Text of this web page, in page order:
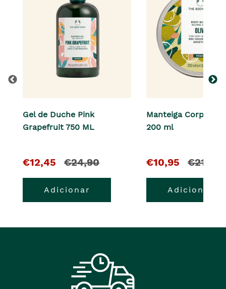
Gel de Duche Pink
Grapefruit 750 ML
O
pre�o
atual
€12,45
e
o
pre�o
era
€24,90
Adicionar
Manteiga Corporal
200 ml
O
pre�o
atual
€10,95
e
o
pre�o
era
€21,90
Adicionar